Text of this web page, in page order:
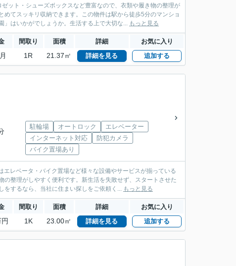
ット・シューズボックスなど豊富なので、衣類や履き物の整理が
てスッキリ収納できます。この物件は駅から徒歩5分のマンショ
」はいかがでしょうか。生活する上で大切な... もっと見る
間取り 面積 詳細 お気に入り
1R 21.37㎡ 詳細を見る 追加する
駐輪場 オートロック
エレベーター
インターネット対応
防犯カメラ
バイク置場あり
レベータ・バイク置場など様々な設備やサービスが揃っている
整理がしやすく便利です。新生活を失敗せず、スタートさせた
をするなら、当社に住まい探しをご依頼く... もっと見る
間取り 面積 詳細 お気に入り
1K 23.00㎡ 詳細を見る 追加する